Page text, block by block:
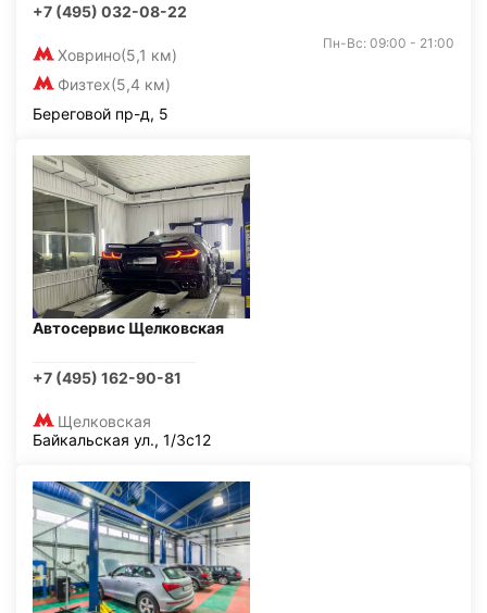
+7 (495) 032-08-22
Ховрино(5,1 км)
Физтех(5,4 км)
Пн-Вс: 09:00 - 21:00
Береговой пр-д, 5
Автосервис Щелковская
+7 (495) 162-90-81
Щелковская
Байкальская ул., 1/3с12